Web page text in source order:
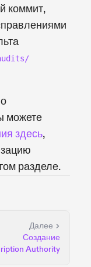
коммит,
можете
здесь,
разделе.
Далее
Создание
Authority